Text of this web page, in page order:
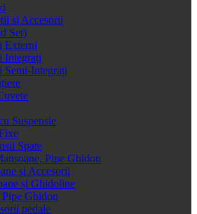
si Accesorii
Set)
Externi
Integrați
Semi-Integrați
Suspensie
Spate
Pipe Ghidon
și Accesorii
și Ghidoline
Ghidon
pedale